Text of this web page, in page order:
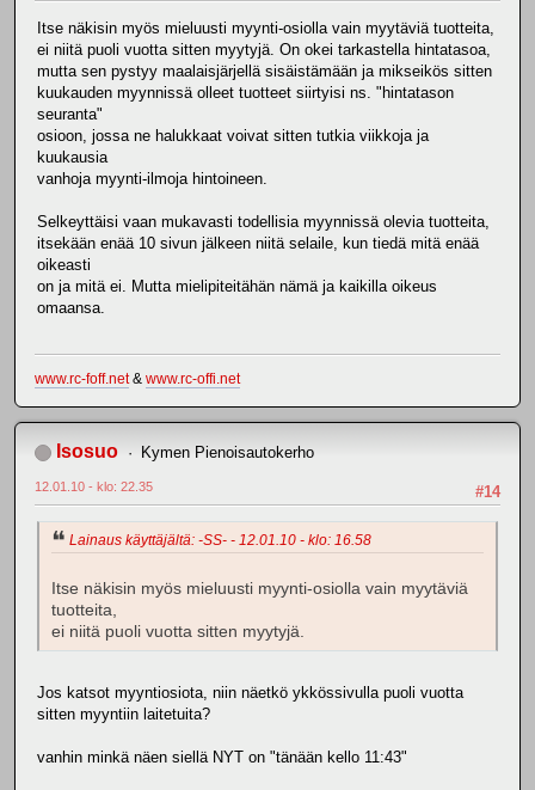
Itse näkisin myös mieluusti myynti-osiolla vain myytäviä tuotteita,
ei niitä puoli vuotta sitten myytyjä. On okei tarkastella hintatasoa,
mutta sen pystyy maalaisjärjellä sisäistämään ja mikseikös sitten
kuukauden myynnissä olleet tuotteet siirtyisi ns. "hintatason
seuranta"
osioon, jossa ne halukkaat voivat sitten tutkia viikkoja ja
kuukausia
vanhoja myynti-ilmoja hintoineen.
Selkeyttäisi vaan mukavasti todellisia myynnissä olevia tuotteita,
itsekään enää 10 sivun jälkeen niitä selaile, kun tiedä mitä enää
oikeasti
on ja mitä ei. Mutta mielipiteitähän nämä ja kaikilla oikeus
omaansa.
www.rc-foff.net& www.rc-offi.net
Isosuo Kymen Pienoisautokerho
#14
12.01.10 - klo: 22.35
Lainaus käyttäjältä: -SS- - 12.01.10 - klo: 16.58
Itse näkisin myös mieluusti myynti-osiolla vain myytäviä
tuotteita,
ei niitä puoli vuotta sitten myytyjä.
Jos katsot myyntiosiota, niin näetkö ykkössivulla puoli vuotta
sitten myyntiin laitetuita?
vanhin minkä näen siellä NYT on "tänään kello 11:43"